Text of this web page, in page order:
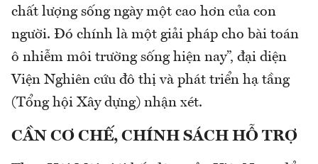
chất lượng sống ngày một cao hơn của con
người. Đó chính là một giải pháp cho bài toán
ô nhiễm môi trường sống hiện nay”, đại diện
Viện Nghiên cứu đô thị và phát triển hạ tầng
(Tổng hội Xây dựng) nhận xét.
CẦN CƠ CHẾ, CHÍNH SÁCH HỖ TRỢ